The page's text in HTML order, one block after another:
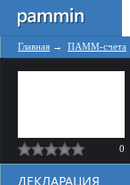
Главная → ПАММ-счета
0
ДЕКЛАРАЦИЯ